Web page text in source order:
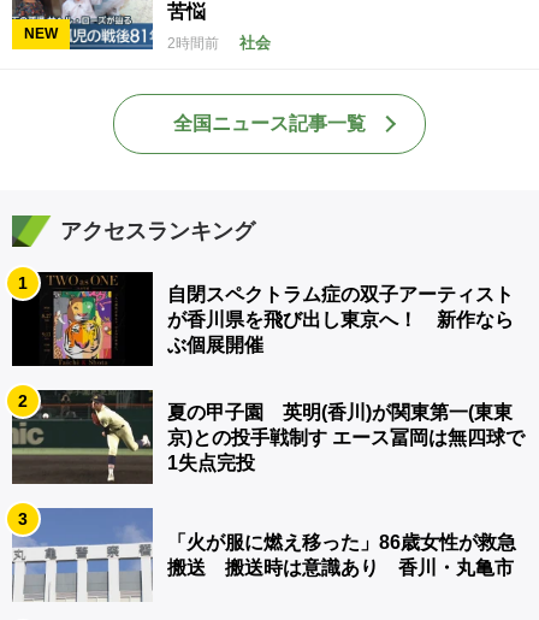
NEW
苦悩
2時間前 社会
全国ニュース記事一覧
アクセスランキング
1
自閉スペクトラム症の双子アーティスト
が香川県を飛び出し東京へ！ 新作なら
ぶ個展開催
2
夏の甲子園 英明(香川)が関東第一(東東
京)との投手戦制す エース冨岡は無四球で
1失点完投
3
「火が服に燃え移った」86歳女性が救急
搬送 搬送時は意識あり 香川・丸亀市